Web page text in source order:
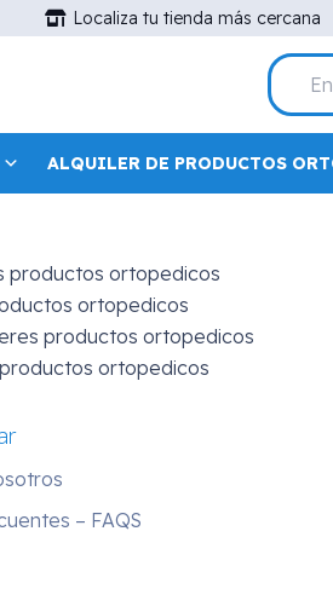
Localiza tu tienda más cercana
ALQUILER DE PRODUCTOS
28003
Pelayo 44
Nobel , 5
45
productos ortopedicos
ortopedicos
productos ortopedicos
ortopedicos
– FAQS